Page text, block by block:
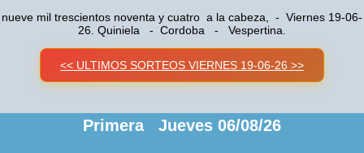
nueve mil trescientos noventa y cuatro a la cabeza, - Viernes 19-06-
26. Quiniela - Cordoba - Vespertina.
<< ULTIMOS SORTEOS VIERNES 19-06-26 >>
Primera Jueves 06/08/26